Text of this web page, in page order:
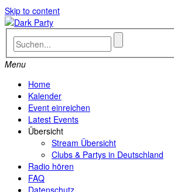
Skip to content
Menu
Home
Kalender
Event einreichen
Latest Events
Übersicht
Stream Übersicht
Clubs & Partys in Deutschland
Radio hören
FAQ
Datenschutz